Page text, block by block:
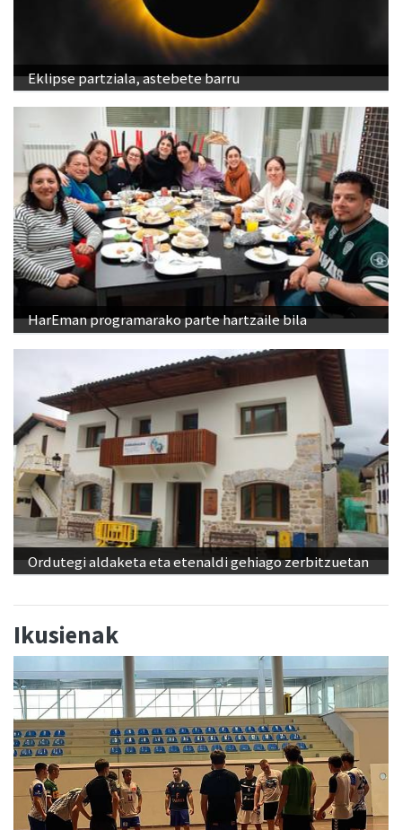
Eklipse partziala, astebete barru
HarEman programarako parte hartzaile bila
Ordutegi aldaketa eta etenaldi gehiago zerbitzuetan
Ikusienak